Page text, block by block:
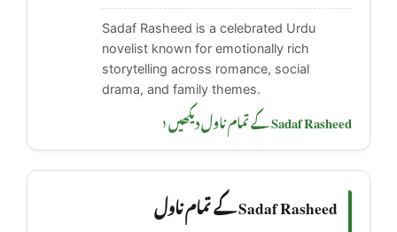
Sadaf Rasheed is a celebrated Urdu
novelist known for emotionally rich
storytelling across romance, social
drama, and family themes.
Sadaf Rasheed کے تمام ناول دیکھیں ‹
Sadaf Rasheed کے تمام ناول